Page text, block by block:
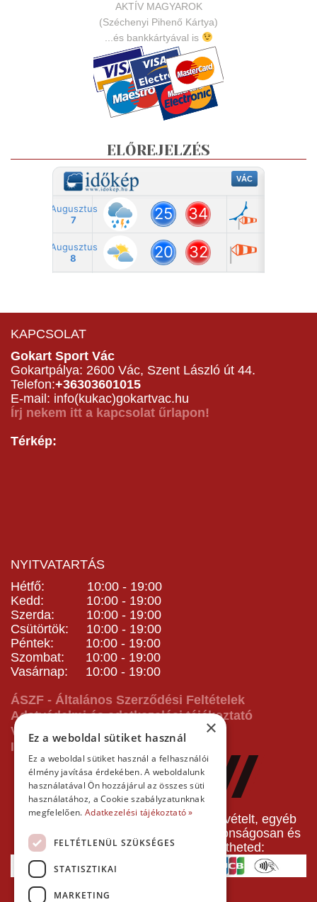
AKTÍV MAGYAROK
(Széchenyi Pihenő Kártya)
...és bankkártyával is
ELŐREJELZÉS
KAPCSOLAT
Gokart Sport Vác
Gokartpálya: 2600 Vác, Szent László út 44.
Telefon:+36303601015
E-mail: info(kukac)gokartvac.hu
Írj nekem itt a kapcsolat űrlapon!
Térkép:
NYITVATARTÁS
Hétfő: 10:00 - 19:00
Kedd: 10:00 - 19:00
Szerda: 10:00 - 19:00
Csütörtök: 10:00 - 19:00
Péntek: 10:00 - 19:00
Szombat: 10:00 - 19:00
Vasárnap: 10:00 - 19:00
ÁSZF - Általános Szerződési Feltételek
Adatvédelmi és adatkezelési tájékoztató
Vásárlás előtti tájékoztató
Impresszum
A pályafoglalást, gokartverseny részvételt, egyéb
termékeinket, szolgáltatásainkat biztonságosan és
gyorsan bankkártyával is kifizetheted:
×
Ez a weboldal sütiket használ
Ez a weboldal sütiket használ a felhasználói
élmény javítása érdekében. A weboldalunk
használatával Ön hozzájárul az összes süti
használatához, a Cookie szabályzatunknak
megfelelően. Adatkezelési tájékoztató »
FELTÉTLENÜL SZÜKSÉGES
STATISZTIKAI
MARKETING